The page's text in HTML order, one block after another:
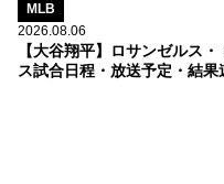
MLB
2026.08.06
【大谷翔平】ロサンゼルス
ス試合日程・放送予定・結果